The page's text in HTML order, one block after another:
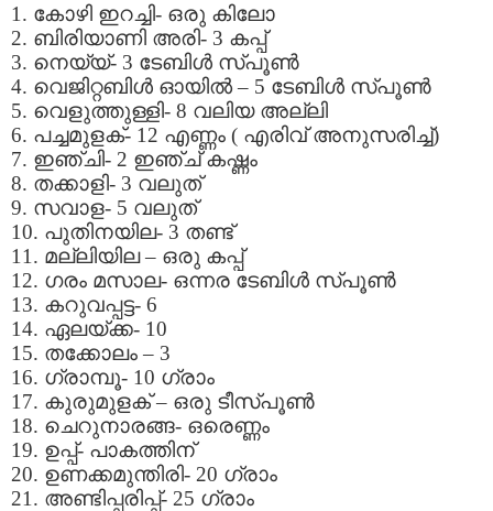
1. കോഴി ഇറച്ചി- ഒരു കിലോ
2. ബിരിയാണി അരി- 3 കപ്പ്‌
3. നെയ്യ്- 3 ടേബിള്‍ സ്പൂണ്‍
4. വെജിറ്റബിള്‍ ഓയില്‍ – 5 ടേബിള്‍ സ്പൂണ്‍
5. വെളുത്തുള്ളി- 8 വലിയ അല്ലി
6. പച്ചമുളക്- 12 എണ്ണം ( എരിവ് അനുസരിച്ച്)
7. ഇഞ്ചി- 2 ഇഞ്ച് കഷ്ണം
8. തക്കാളി- 3 വലുത്
9. സവാള- 5 വലുത്
10. പുതിനയില- 3 തണ്ട്
11. മല്ലിയില – ഒരു കപ്പ്‌
12. ഗരം മസാല- ഒന്നര ടേബിള്‍ സ്പൂണ്‍
13. കറുവപ്പട്ട- 6
14. ഏലയ്ക്ക- 10
15. തക്കോലം – 3
16. ഗ്രാമ്പൂ- 10 ഗ്രാം
17. കുരുമുളക് – ഒരു ടീസ്പൂണ്‍
18. ചെറുനാരങ്ങ- ഒരെണ്ണം
19. ഉപ്പ്- പാകത്തിന്
20. ഉണക്കമുന്തിരി- 20 ഗ്രാം
21. അണ്ടിപ്പരിപ്പ്- 25 ഗ്രാം